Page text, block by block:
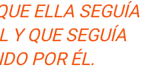
ELLA SEGUÍA
Y QUE SEGUÍA
POR ÉL.